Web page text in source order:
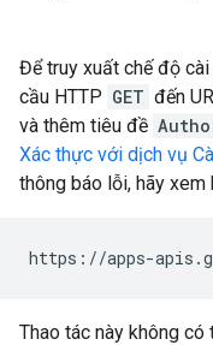
Để truy xuất chế độ
cầu HTTP GET đến
và thêm tiêu đề
Xác thực với dịch vụ
thông báo lỗi, hãy xem
Thao tác này không có